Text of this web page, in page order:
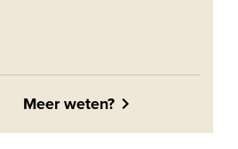
Meer weten?